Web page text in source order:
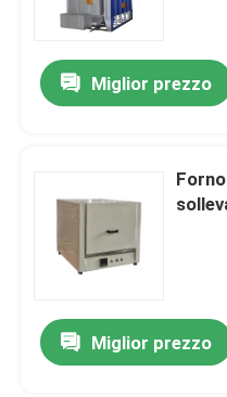
Miglior prezzo
Miglior prezzo